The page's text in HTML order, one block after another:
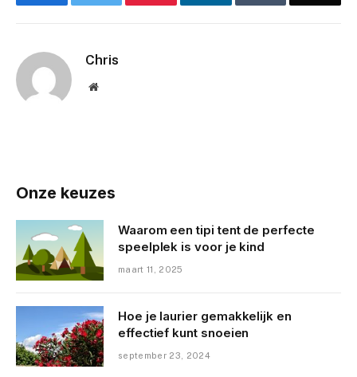
Chris
Website
Onze keuzes
Waarom een tipi tent de perfecte
speelplek is voor je kind
maart 11, 2025
Hoe je laurier gemakkelijk en
effectief kunt snoeien
september 23, 2024